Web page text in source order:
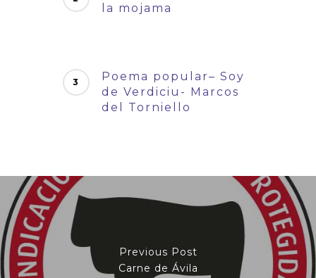
la mojama
Poema popular– Soy
de Verdiciu- Marcos
del Torniello
Previous Post
Carne de Ávila